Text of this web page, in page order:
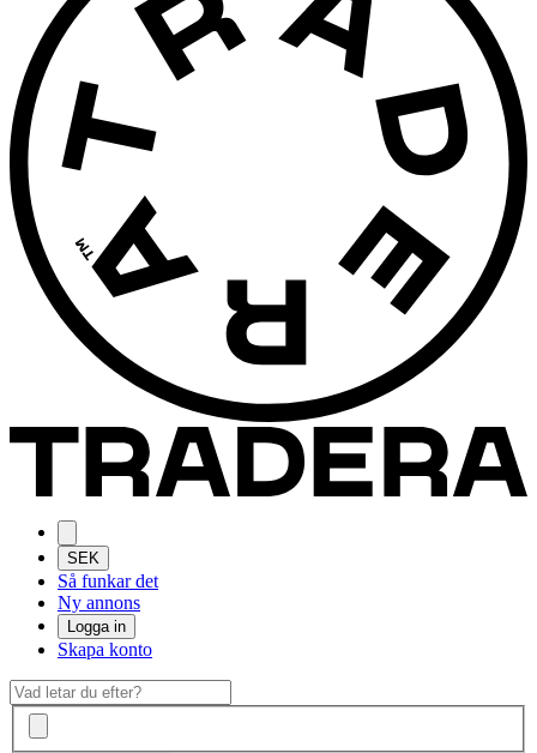
SEK
Så funkar det
Ny annons
Logga in
Skapa konto